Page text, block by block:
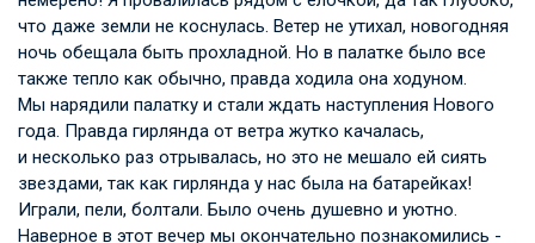
что даже земли не коснулась. Ветер не утихал, новогодняя
ночь обещала быть прохладной. Но в палатке было все
также тепло как обычно, правда ходила она ходуном.
Мы нарядили палатку и стали ждать наступления Нового
года. Правда гирлянда от ветра жутко качалась,
и несколько раз отрывалась, но это не мешало ей сиять
звездами, так как гирлянда у нас была на батарейках!
Играли, пели, болтали. Было очень душевно и уютно.
Наверное в этот вечер мы окончательно познакомились -